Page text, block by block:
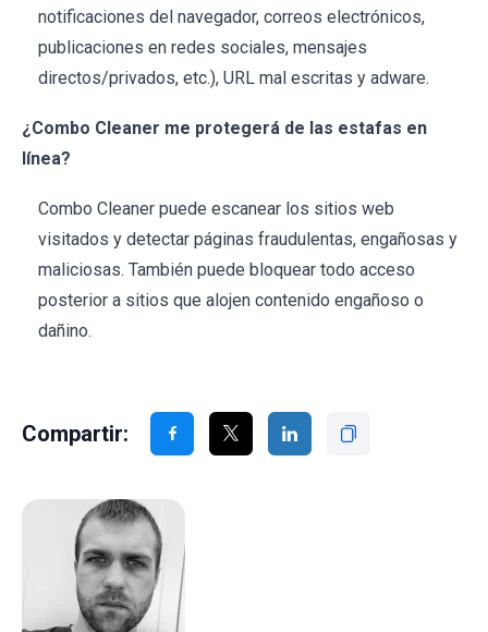
notificaciones del navegador, correos electrónicos,
publicaciones en redes sociales, mensajes
directos/privados, etc.), URL mal escritas y adware.
¿Combo Cleaner me protegerá de las estafas en
línea?
Combo Cleaner puede escanear los sitios web
visitados y detectar páginas fraudulentas, engañosas y
maliciosas. También puede bloquear todo acceso
posterior a sitios que alojen contenido engañoso o
dañino.
Compartir: